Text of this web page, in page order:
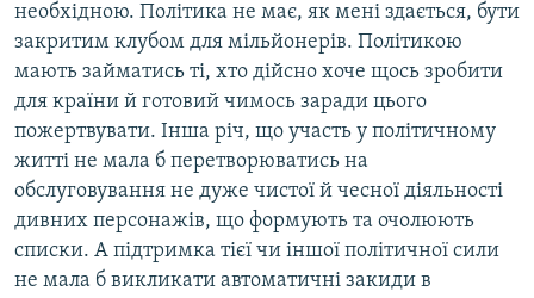
необхідною. Політика не має, як мені здається, бути
закритим клубом для мільйонерів. Політикою
мають займатись ті, хто дійсно хоче щось зробити
для країни й готовий чимось заради цього
пожертвувати. Інша річ, що участь у політичному
житті не мала б перетворюватись на
обслуговування не дуже чистої й чесної діяльності
дивних персонажів, що формують та очолюють
списки. А підтримка тієї чи іншої політичної сили
не мала б викликати автоматичні закиди в